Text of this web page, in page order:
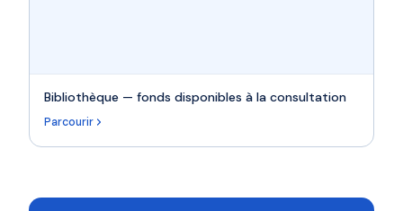
Bibliothèque — fonds disponibles à la consultation
Parcourir